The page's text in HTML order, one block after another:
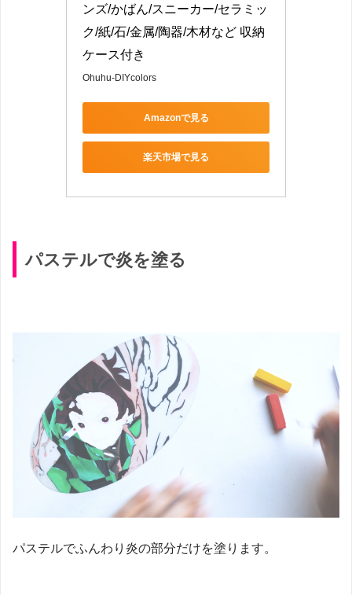
ンズ/かばん/スニーカー/セラミッ
ク/紙/石/金属/陶器/木材など 収納
ケース付き
Ohuhu-DIYcolors
Amazonで見る
楽天市場で見る
パステルで炎を塗る
パステルでふんわり炎の部分だけを塗ります。